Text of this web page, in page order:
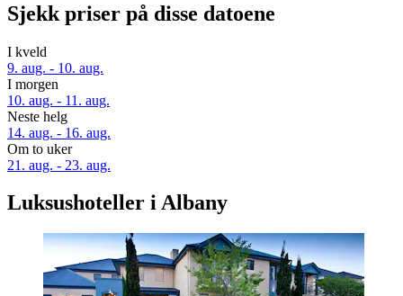
Sjekk priser på disse datoene
I kveld
9. aug. - 10. aug.
I morgen
10. aug. - 11. aug.
Neste helg
14. aug. - 16. aug.
Om to uker
21. aug. - 23. aug.
Luksushoteller i Albany